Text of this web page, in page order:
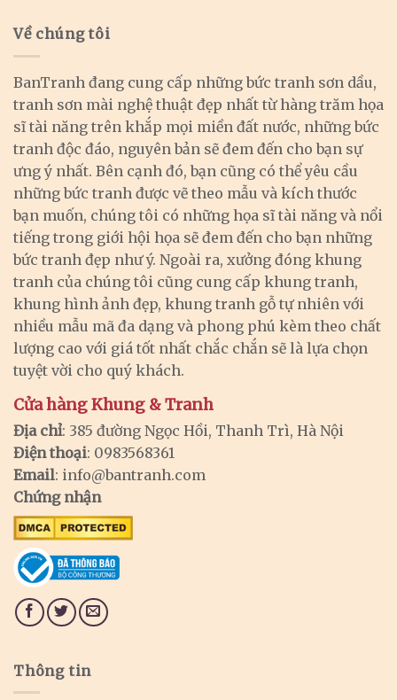
Về chúng tôi
BanTranh đang cung cấp những bức tranh sơn dầu,
tranh sơn mài nghệ thuật đẹp nhất từ hàng trăm họa
sĩ tài năng trên khắp mọi miền đất nước, những bức
tranh độc đáo, nguyên bản sẽ đem đến cho bạn sự
ưng ý nhất. Bên cạnh đó, bạn cũng có thể yêu cầu
những bức tranh được vẽ theo mẫu và kích thước
bạn muốn, chúng tôi có những họa sĩ tài năng và nổi
tiếng trong giới hội họa sẽ đem đến cho bạn những
bức tranh đẹp như ý. Ngoài ra, xưởng đóng khung
tranh của chúng tôi cũng cung cấp khung tranh,
khung hình ảnh đẹp, khung tranh gỗ tự nhiên với
nhiều mẫu mã đa dạng và phong phú kèm theo chất
lượng cao với giá tốt nhất chắc chắn sẽ là lựa chọn
tuyệt vời cho quý khách.
Cửa hàng Khung & Tranh
Địa chỉ: 385 đường Ngọc Hồi, Thanh Trì, Hà Nội
Điện thoại: 0983568361
Email: info@bantranh.com
Chứng nhận
Thông tin